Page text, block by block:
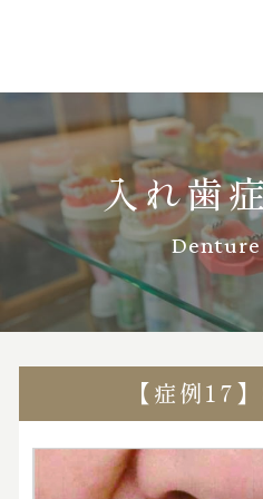
入れ歯
Denture
【症例17